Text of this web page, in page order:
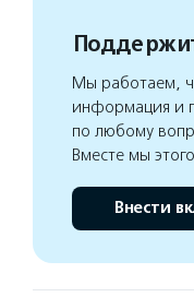
Мы работаем,
информация и
по любому
Вместе мы
Внести